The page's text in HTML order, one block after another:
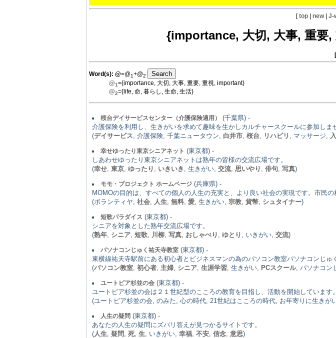
[top | new| J-
{importance, 大切, 大事, 重要
[
Word(s): @=@1+@2
@1={importance, 大切, 大事, 重要, 重視, important}
@2={life, 命, 暮らし, 生命, 生活}
桜台デイサービスセンター（介護保険適用）
(千葉県) -
介護保険を利用し、生きがいを求めて趣味を生かしカルチャースクールに参加しま
(デイサービス , 介護保険, 千葉ニュータウン, 白井市 桜台 リハビリ , マッサージ,
幸せゆったり東京シニアネット (東京都) -
しあわせゆったり東京シニアネットは熟年の皆様の交流広場です。
(幸せ 東京 ゆったり いきいき , 生きがい, 交流, 思いやり 俳句 写真)
モモ・プロジェクト ホームページ (兵庫県) -
MOMOの目的は、すべての個人の人生の充実と、より良い社会の実現です。市民
(ボランティヤ, 社会 人生 無料 愛 , 生きがい, 宗教 貨幣 シュタイナー)
短歌パラダイス (東京都) -
シニアを対象とした熟年交流広場です。
(熟年 シニア 短歌 川柳 写真 おしゃべり ゆとり , いきがい, 交流)
パソナコンじゅく祐天寺教室 (東京都) -
東横線祐天寺駅前にある初心者とビジネスマンの為のパソコン教室パソナコンじゅ
(パソコン教室 初心者 主婦 シニア 生涯学習 , 生きがい, PCスクール, パソナコン
ユートピア杉並の会 (東京都) -
ユートピア杉並の会は２１世紀型のこころの教育を目指し、活動を開始しています
(ユートピア杉並の会, のみた, 心の時代, 21世紀はこころの時代, お年寄りに生き
人生の疑問 (東京都) -
あなたの人生の疑問にズバリ答えが見つかるサイトです。
( 人生 疑問 死, 生 , いきがい, 幸福 不安 信念 意思)